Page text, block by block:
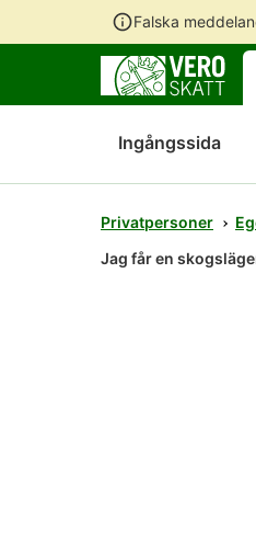
Falska
Ingångssida
Privatpersoner
Jag får en